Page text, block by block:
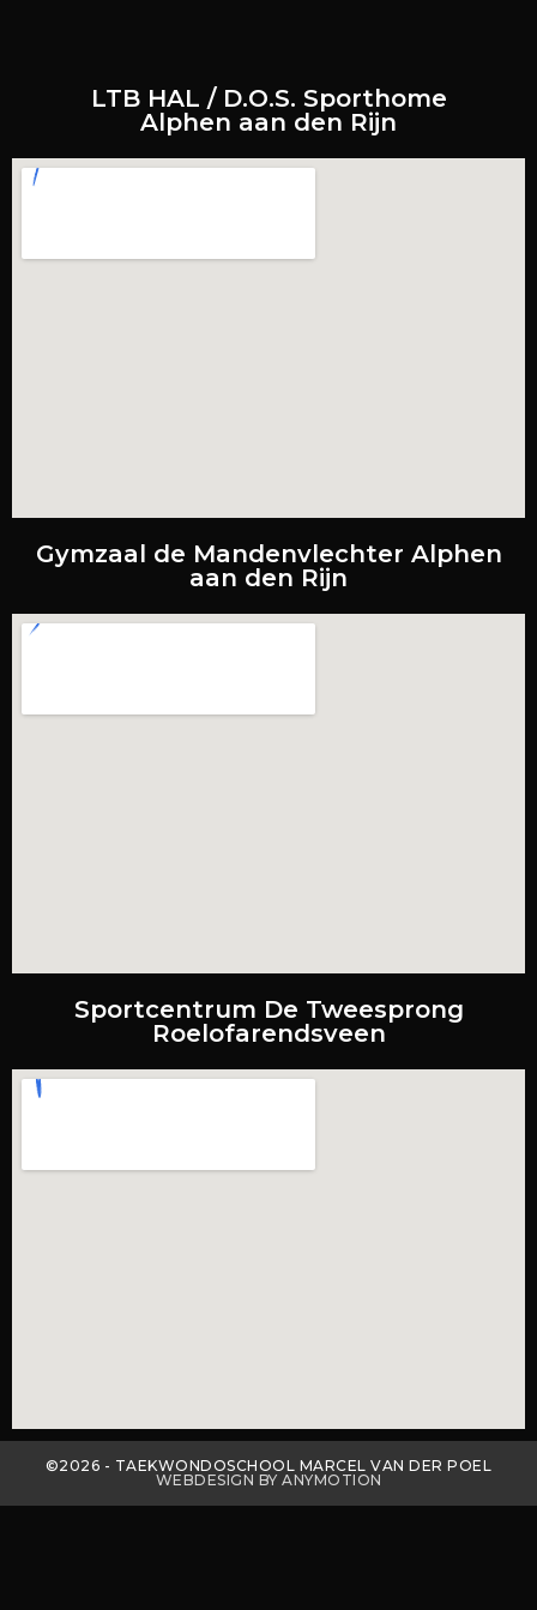
LTB HAL / D.O.S. Sporthome
Alphen aan den Rijn
Gymzaal de Mandenvlechter Alphen
aan den Rijn
Sportcentrum De Tweesprong
Roelofarendsveen
©2026 - TAEKWONDOSCHOOL MARCEL VAN DER POEL
WEBDESIGN BY ANYMOTION